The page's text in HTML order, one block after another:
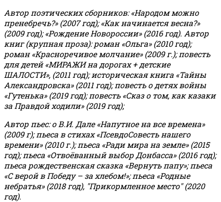
Автор поэтических сборников: «Народом можно
пренебречь?» (2007 год); «Как начинается весна?»
(2009 год); «Рождение Новороссии» (2016 год). Автор
книг (крупная проза): роман «Ольга» (2010 год);
роман «Красноречивое молчание» (2009 г.); повесть
для детей «МИРАЖИ на дорогах + детские
ШАЛОСТИ», (2011 год); историческая книга «Тайны
Александровска» (2011 год); повесть о детях войны
«Гутенька» (2019 год); повесть «Сказ о том, как казаки
за Правдой ходили» (2019 год);
Автор пьес: о В.И. Дале «Напутное на все времена»
(2009 г); пьеса в стихах «ПсевдоСовесть нашего
времени» (2010 г.); пьеса «Ради мира на земле» (2015
год); пьеса «Отвоёванный выбор Донбасса» (2016 год);
пьеса рождественская сказка «Вернуть папу»; пьеса
«С верой в Победу – за хлебом!»;пьеса «Родные
небратья» (2018 год), "Прикормленное место" (2020
год).